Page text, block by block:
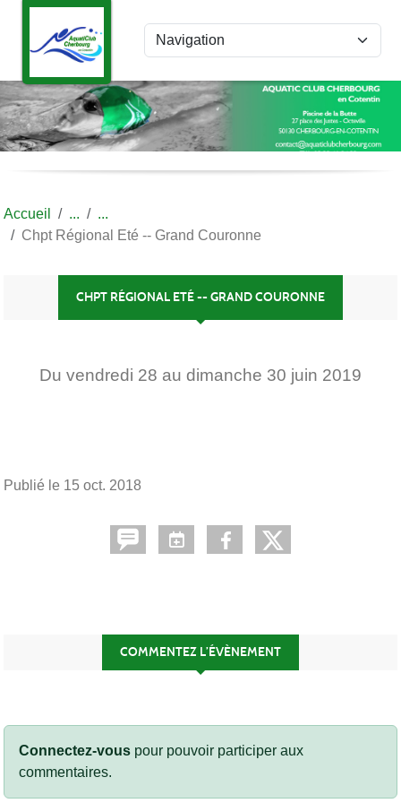
Accueil
Chpt Régional Eté -- Grand Couronne
CHPT RÉGIONAL ETÉ -- GRAND COURONNE
Du vendredi 28 au dimanche 30 juin 2019
Publié le 15 oct. 2018
COMMENTEZ L’ÉVÈNEMENT
Connectez-vous pour pouvoir participer aux
commentaires.
Panneau de gestion des cookies